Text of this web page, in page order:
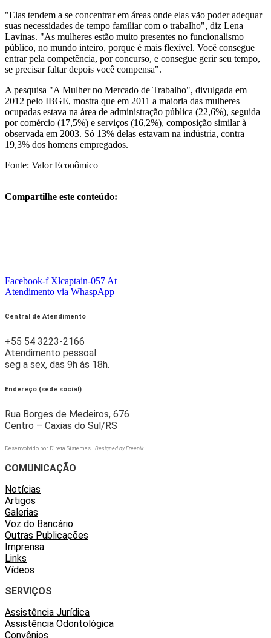
"Elas tendem a se concentrar em áreas onde elas vão poder adequar
suas necessidades de tempo familiar com o trabalho", diz Lena
Lavinas. "As mulheres estão muito presentes no funcionalismo
público, no mundo inteiro, porque é mais flexível. Você consegue
entrar pela competência, por concurso, e consegue gerir seu tempo,
se precisar faltar depois você compensa".
A pesquisa "A Mulher no Mercado de Trabalho", divulgada em
2012 pelo IBGE, mostra que em 2011 a maioria das mulheres
ocupadas estava na área de administração pública (22,6%), seguida
por comércio (17,5%) e serviços (16,2%), composição similar à
observada em 2003. Só 13% delas estavam na indústria, contra
19,3% dos homens empregados.
Fonte: Valor Econômico
Compartilhe este conteúdo:
Facebook-f Xlcaptain-057 At
Atendimento via WhaspApp
Central de Atendimento
+55 54 3223-2166
Atendimento pessoal:
seg a sex, das 9h às 18h.
Endereço (sede social)
Rua Borges de Medeiros, 676
Centro – Caxias do Sul/RS
Desenvolvido por Direta Sistemas Designed by Freepik
COMUNICAÇÃO
Notícias
Artigos
Galerias
Voz do Bancário
Outras Publicações
Imprensa
Links
Vídeos
SERVIÇOS
Assistência Jurídica
Assistência Odontológica
Convênios